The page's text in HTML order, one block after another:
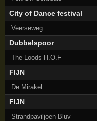
City of Dance festival
Veerseweg
Dubbelspoor
The Loods H.O.F
FIJN
De Mirakel
FIJN
Strandpaviljoen Bluv